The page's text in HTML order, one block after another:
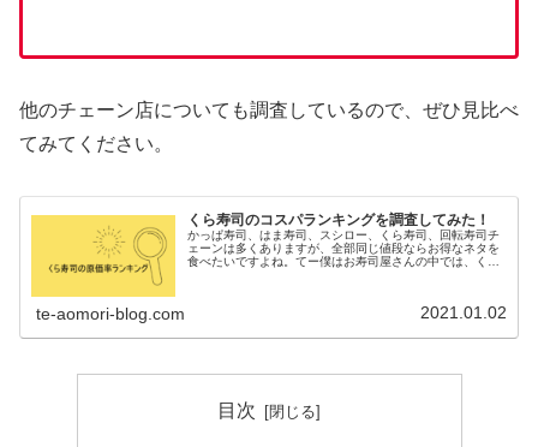
他のチェーン店についても調査しているので、ぜひ見比べ
てみてください。
くら寿司のコスパランキングを調査してみた！
かっぱ寿司、はま寿司、スシロー、くら寿司、回転寿司チ
ェーンは多くありますが、全部同じ値段ならお得なネタを
食べたいですよね。てー僕はお寿司屋さんの中では、くら
te-aomori-blog.com 2021.01.02
目次